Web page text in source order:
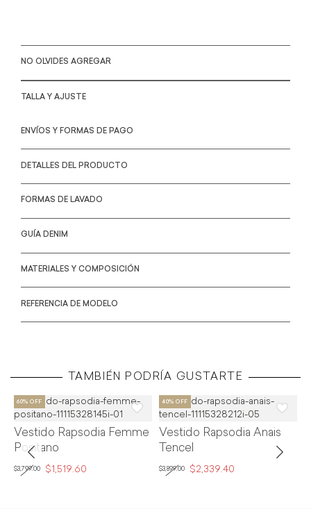
NO OLVIDES AGREGAR
TALLA Y AJUSTE
ENVÍOS Y FORMAS DE PAGO
DETALLES DEL PRODUCTO
FORMAS DE LAVADO
GUÍA DENIM
MATERIALES Y COMPOSICIÓN
REFERENCIA DE MODELO
TAMBIÉN PODRÍA GUSTARTE
Vestido Rapsodia Femme
Positano
$3,799.00 $1,519.60
Vestido Rapsodia Anais
Tencel
$3,899.00 $2,339.40